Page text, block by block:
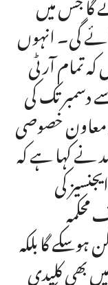
گی۔ انہوں
تمام آر ٹی
دسمبر تک کی
معاون خصوصی
نے کہا ہے کہ
کی
ہوسکے گا بلکہ
بھی کلیدی